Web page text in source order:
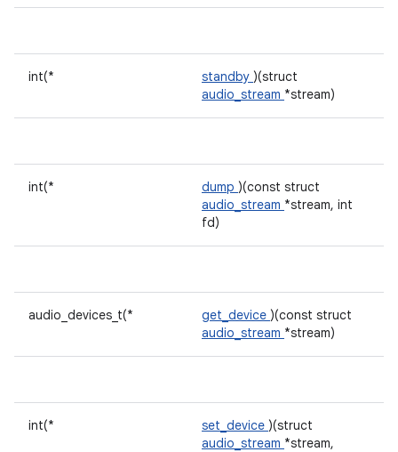
int(* standby )(struct
audio_stream *stream)
int(* dump )(const struct
audio_stream *stream, int
fd)
audio_devices_t(* get_device )(const struct
audio_stream *stream)
int(* set_device )(struct
audio_stream *stream,